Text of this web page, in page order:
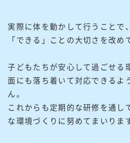
実際に体を動かして行うことで
「できる」ことの大切さを改め
子どもたちが安心して過ごせる
面にも落ち着いて対応できるよ
ん。
これからも定期的な研修を通し
な環境づくりに努めてまいりま